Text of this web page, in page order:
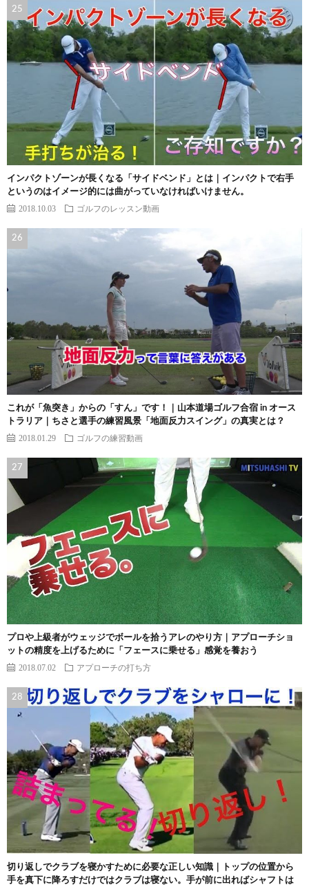
インパクトゾーンが長くなる「サイドベンド」とは｜インパクトで右手
というのはイメージ的には曲がっていなければいけません。
2018.10.03 ゴルフのレッスン動画
これが「魚突き」からの「すん」です！｜山本道場ゴルフ合宿 in オース
トラリア｜ちさと選手の練習風景「地面反力スイング」の真実とは？
2018.01.29 ゴルフの練習動画
プロや上級者がウェッジでボールを拾うアレのやり方｜アプローチショ
ットの精度を上げるために「フェースに乗せる」感覚を養おう
2018.07.02 アプローチの打ち方
切り返しでクラブを寝かすために必要な正しい知識｜トップの位置から
手を真下に降ろすだけではクラブは寝ない。手が前に出ればシャフトは